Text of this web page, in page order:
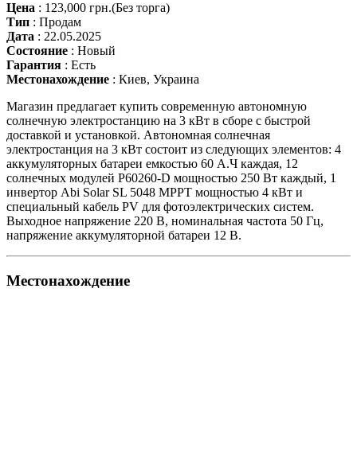
Цена : 123,000 грн.(Без торга)
Тип : Продам
Дата : 22.05.2025
Состояние : Новый
Гарантия : Есть
Местонахождение : Киев, Украина
Магазин предлагает купить современную автономную
солнечную электростанцию на 3 кВт в сборе с быстрой
доставкой и установкой. Автономная солнечная
электростанция на 3 кВт состоит из следующих элементов: 4
аккумуляторных батареи емкостью 60 А.Ч каждая, 12
солнечных модулей P60260-D мощностью 250 Вт каждый, 1
инвертор Abi Solar SL 5048 MPPT мощностью 4 кВт и
специальный кабель PV для фотоэлектрических систем.
Выходное напряжение 220 В, номинальная частота 50 Гц,
напряжение аккумуляторной батареи 12 В.
Местонахождение